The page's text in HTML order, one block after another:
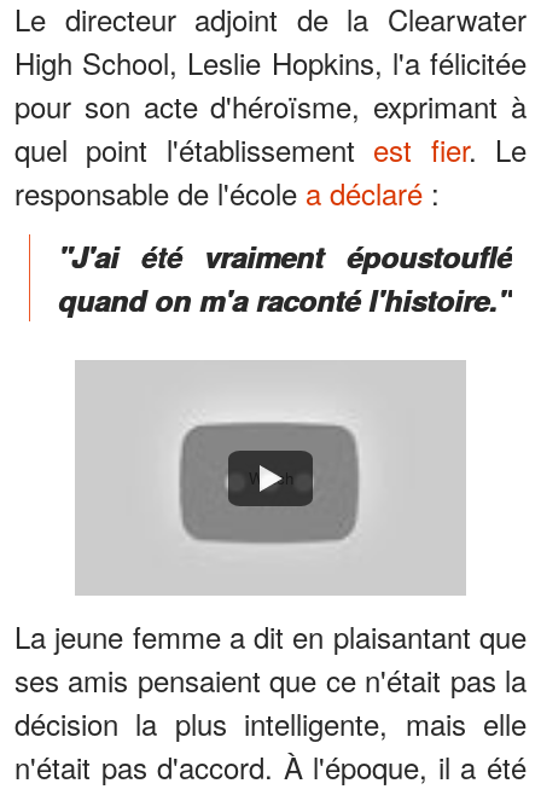
Le directeur adjoint de la Clearwater
High School, Leslie Hopkins, l'a félicitée
pour son acte d'héroïsme, exprimant à
quel point l'établissement est fier. Le
responsable de l'école a déclaré :
"J'ai été vraiment époustouflé
quand on m'a raconté l'histoire."
Watch
La jeune femme a dit en plaisantant que
ses amis pensaient que ce n'était pas la
décision la plus intelligente, mais elle
n'était pas d'accord. À l'époque, il a été